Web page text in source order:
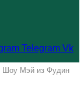
Telegram Vk
Шоу Мэй из Фудин